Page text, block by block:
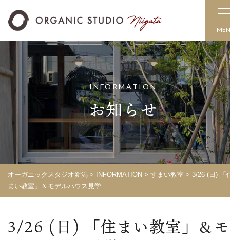
INFORMATION
お知らせ
オーガニックスタジオ新潟 > INFORMATION > すまい教室 > 3/26 (日) 「
まい教室」＆モデルハウス見学
3/26 (日) 「住まい教室」＆モ